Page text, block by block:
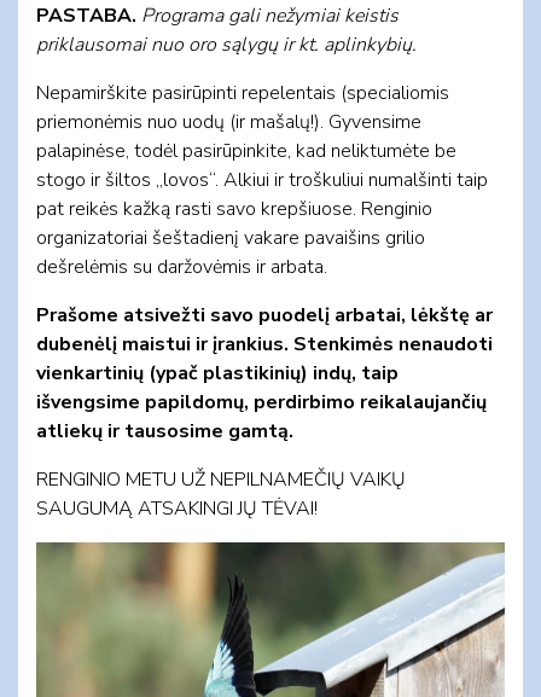
PASTABA. Programa gali nežymiai keistis
priklausomai nuo oro sąlygų ir kt. aplinkybių.
Nepamirškite pasirūpinti repelentais (specialiomis
priemonėmis nuo uodų (ir mašalų!). Gyvensime
palapinėse, todėl pasirūpinkite, kad neliktumėte be
stogo ir šiltos „lovos“. Alkiui ir troškuliui numalšinti taip
pat reikės kažką rasti savo krepšiuose. Renginio
organizatoriai šeštadienį vakare pavaišins grilio
dešrelėmis su daržovėmis ir arbata.
Prašome atsivežti savo puodelį arbatai, lėkštę ar
dubenėlį maistui ir įrankius. Stenkimės nenaudoti
vienkartinių (ypač plastikinių) indų, taip
išvengsime papildomų, perdirbimo reikalaujančių
atliekų ir tausosime gamtą.
RENGINIO METU UŽ NEPILNAMEČIŲ VAIKŲ
SAUGUMĄ ATSAKINGI JŲ TĖVAI!